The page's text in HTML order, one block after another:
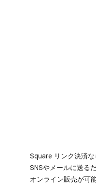
Square リンク決済
SNSや​メールに​送る
オンライン販売が​可